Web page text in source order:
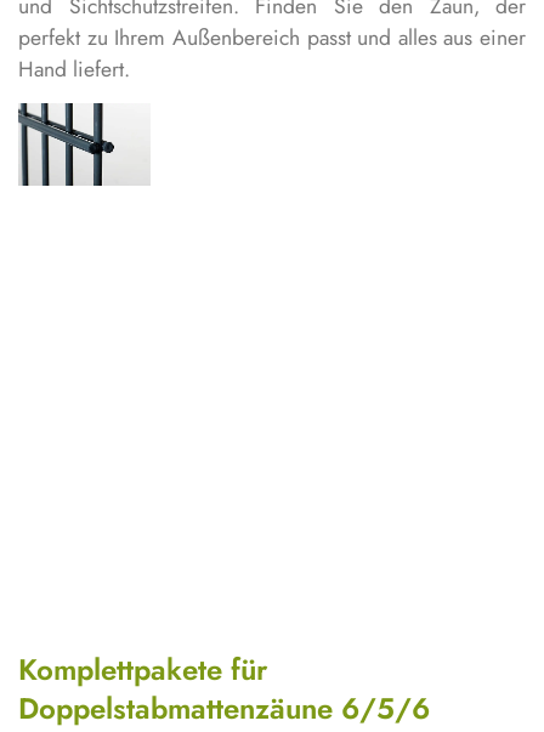
perfekt zu Ihrem Außenbereich passt und alles aus einer
Hand liefert.
Komplettpakete für
Doppelstabmattenzäune 6/5/6